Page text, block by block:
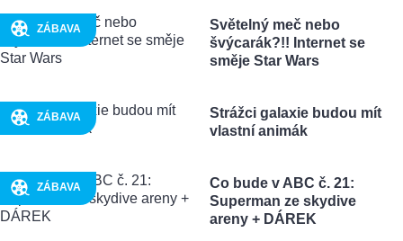
ZÁBAVA
Světelný meč nebo
švýcarák?!! Internet se
směje Star Wars
ZÁBAVA
Strážci galaxie budou mít
vlastní animák
ZÁBAVA
Co bude v ABC č. 21:
Superman ze skydive
areny + DÁREK